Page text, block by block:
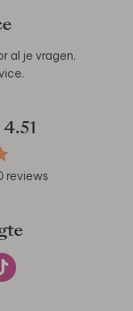
al je vragen,
.
4.51
reviews